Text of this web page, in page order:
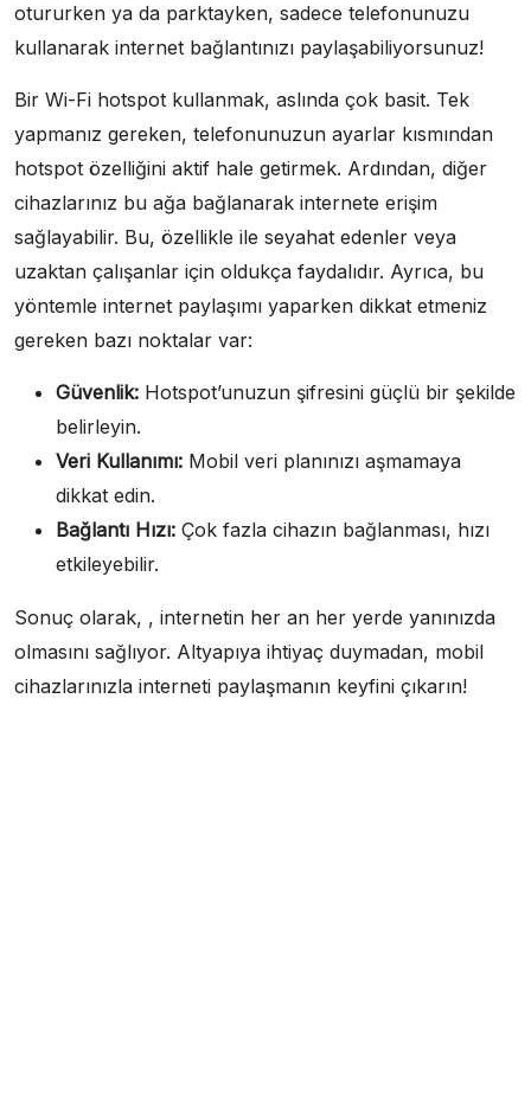
otururken ya da parktayken, sadece telefonunuzu
kullanarak internet bağlantınızı paylaşabiliyorsunuz!
Bir Wi-Fi hotspot kullanmak, aslında çok basit. Tek
yapmanız gereken, telefonunuzun ayarlar kısmından
hotspot özelliğini aktif hale getirmek. Ardından, diğer
cihazlarınız bu ağa bağlanarak internete erişim
sağlayabilir. Bu, özellikle ile seyahat edenler veya
uzaktan çalışanlar için oldukça faydalıdır. Ayrıca, bu
yöntemle internet paylaşımı yaparken dikkat etmeniz
gereken bazı noktalar var:
Güvenlik: Hotspot’unuzun şifresini güçlü bir şekilde
belirleyin.
Veri Kullanımı: Mobil veri planınızı aşmamaya
dikkat edin.
Bağlantı Hızı: Çok fazla cihazın bağlanması, hızı
etkileyebilir.
Sonuç olarak, , internetin her an her yerde yanınızda
olmasını sağlıyor. Altyapıya ihtiyaç duymadan, mobil
cihazlarınızla interneti paylaşmanın keyfini çıkarın!